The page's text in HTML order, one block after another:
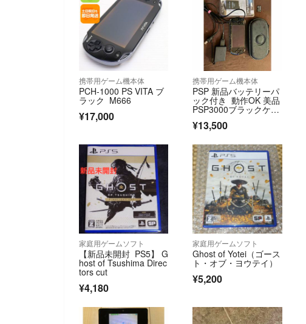
携帯用ゲーム機本体
PCH-1000 PS VITA ブ
ラック M666
¥17,000
携帯用ゲーム機本体
PSP 新品バッテリーパ
ック付き 動作OK 美品
PSP3000ブラックケー
¥13,500
家庭用ゲームソフト
【新品未開封 PS5】 G
host of Tsushima Direc
tors cut
¥4,180
家庭用ゲームソフト
Ghost of Yotei（ゴース
ト・オブ・ヨウテイ）
¥5,200